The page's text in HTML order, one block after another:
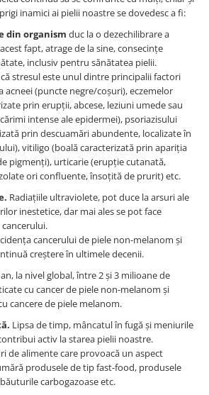
inamici ai pielii noastre se dovedesc a fi:
din organism duc la o dezechilibrare a
fapt, atrage de la sine, consecințe
inclusiv pentru sănătatea pielii.
stresul este unul dintre principalii factori
acneei (puncte negre/coșuri), eczemelor
prin erupții, abcese, leziuni umede sau
intense ale epidermei), psoriazisului
prin descuamări abundente, localizate în
vitiligo (boală caracterizată prin apariția
pigmenți), urticarie (erupție cutanată,
ori confluente, însoțită de prurit) etc.
Radiațiile ultraviolete, pot duce la arsuri ale
inestetice, dar mai ales se pot face
cancerului de piele non-melanom și
creștere în ultimele decenii.
la nivel global, între 2 și 3 milioane de
cu cancer de piele non-melanom și
cancere de piele melanom.
Lipsa de timp, mâncatul în fugă și meniurile
activ la starea pielii noastre.
de alimente care provoacă un aspect
produsele de tip fast-food, produsele
carbogazoase etc.